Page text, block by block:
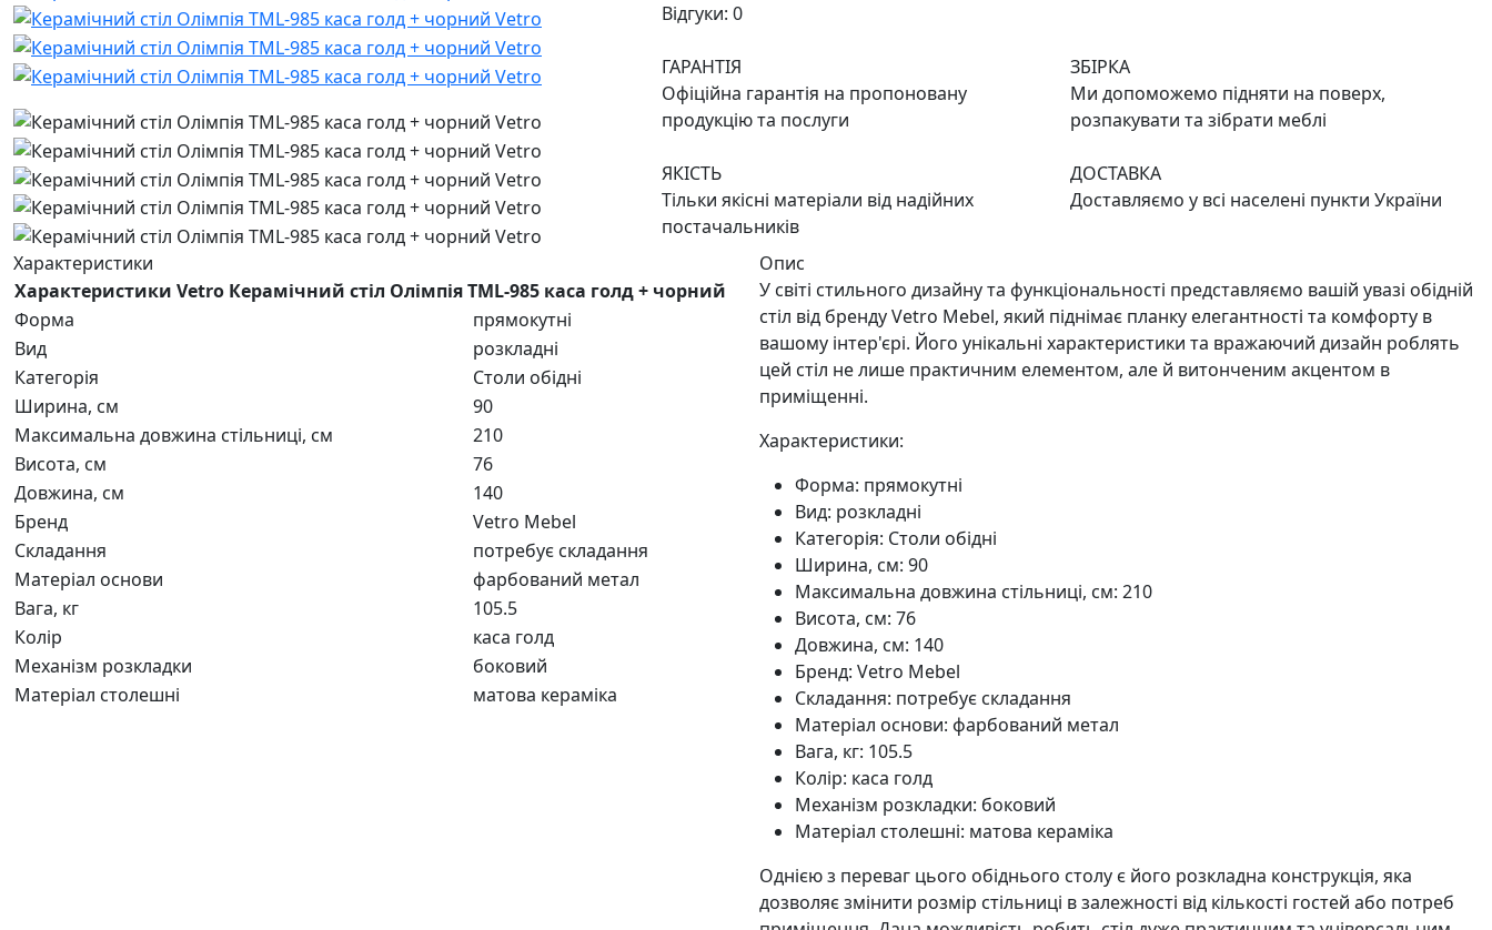
Відгуки: 0
ГАРАНТІЯ
Офіційна гарантія на пропоновану
продукцію та послуги
ЗБІРКА
Ми допоможемо підняти на поверх,
розпакувати та зібрати меблі
ЯКІСТЬ
Тільки якісні матеріали від надійних
постачальників
ДОСТАВКА
Доставляємо у всі населені пункти України
Характеристики
Характеристики Vetro Керамічний стіл Олімпія ТМL-985 каса голд + чорний
Форма
прямокутні
Вид
розкладні
Категорія
Столи обідні
Ширина, см
90
Максимальна довжина стільниці, см
210
Висота, см
76
Довжина, см
140
Бренд
Vetro Mebel
Складання
потребує складання
Матеріал основи
фарбований метал
Вага, кг
105.5
Колір
каса голд
Механізм розкладки
боковий
Матеріал столешні
матова кераміка
Опис
У світі стильного дизайну та функціональності представляємо вашій увазі обідній
стіл від бренду Vetro Mebel, який піднімає планку елегантності та комфорту в
вашому інтер'єрі. Його унікальні характеристики та вражаючий дизайн роблять
цей стіл не лише практичним елементом, але й витонченим акцентом в
приміщенні.
Характеристики:
Форма: прямокутні
Вид: розкладні
Категорія: Столи обідні
Ширина, см: 90
Максимальна довжина стільниці, см: 210
Висота, см: 76
Довжина, см: 140
Бренд: Vetro Mebel
Складання: потребує складання
Матеріал основи: фарбований метал
Вага, кг: 105.5
Колір: каса голд
Механізм розкладки: боковий
Матеріал столешні: матова кераміка
Однією з переваг цього обіднього столу є його розкладна конструкція, яка
дозволяє змінити розмір стільниці в залежності від кількості гостей або потреб